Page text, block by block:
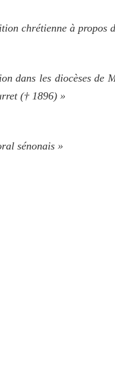
chrétienne à propos
dans les diocèses de
(† 1896) »
sénonais »